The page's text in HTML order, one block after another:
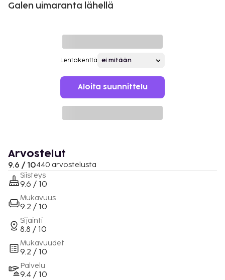
Galen uimaranta lähellä
Lentokenttä
Aloita suunnittelu
Arvostelut
9.6 / 10440 arvostelusta
Siisteys
9.6 / 10
Mukavuus
9.2 / 10
Sijainti
8.8 / 10
Mukavuudet
9.2 / 10
Palvelu
9.4 / 10